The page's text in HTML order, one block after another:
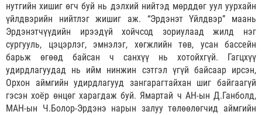
нутгийн хишиг өгч буй нь дэлхий нийтэд мөрддөг уул уурхайн
үйлдвэрийн нийтлэг жишиг аж. “Эрдэнэт Үйлдвэр” маань
Эрдэнэтчүүдийн ирээдүй хойчсод зориулаад жилд нэг
сургууль, цэцэрлэг, эмнэлэг, хөгжлийн төв, усан бассейн
барьж өгөөд байсан ч санхүү нь хотойхгүй. Гагцхүү
удирдлагуудад нь ийм нинжин сэтгэл үгүй байсаар ирсэн,
Орхон аймгийн удирдлагууд зангарагтайхан шиг байгаагүй
гэсэн хоёр өнцөг харагдаж буй. Ямартай ч АН-ын Д.Ганболд,
МАН-ын Ч.Болор-Эрдэнэ нарын залуу төлөөлөгчид аймгийн